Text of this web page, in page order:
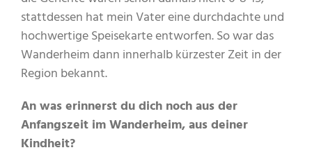
stattdessen hat mein Vater eine durchdachte und
hochwertige Speisekarte entworfen. So war das
Wanderheim dann innerhalb kürzester Zeit in der
Region bekannt.
An was erinnerst du dich noch aus der
Anfangszeit im Wanderheim, aus deiner
Kindheit?